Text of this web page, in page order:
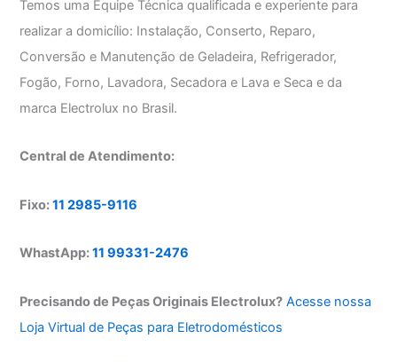
Temos uma Equipe Técnica qualificada e experiente para
realizar a domicílio: Instalação, Conserto, Reparo,
Conversão e Manutenção de Geladeira, Refrigerador,
Fogão, Forno, Lavadora, Secadora e Lava e Seca e da
marca Electrolux no Brasil.
Central de Atendimento:
Fixo:11 2985-9116
WhastApp:11 99331-2476
Precisando de Peças Originais Electrolux? Acesse nossa
Loja Virtual de Peças para Eletrodomésticos